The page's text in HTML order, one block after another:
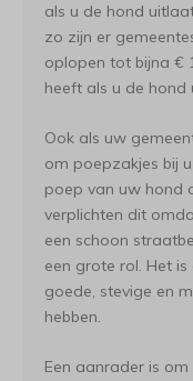
als u de hond
zo zijn er
oplopen tot bijna €
heeft als u de hond
Ook als uw
om poepzakjes bij
poep van uw hond
verplichten dit
een schoon
een grote rol. Het
goede, stevige en
hebben.
Een aanrader is